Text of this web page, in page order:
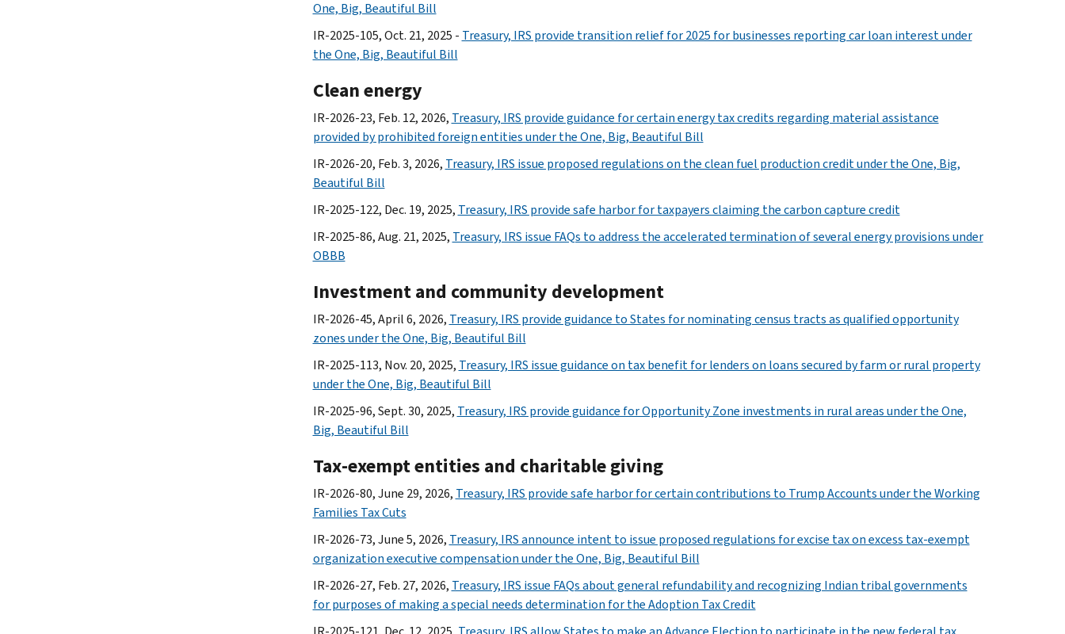
One, Big, Beautiful Bill
IR-2025-105, Oct. 21, 2025 - Treasury, IRS provide transition relief for 2025 for businesses reporting car loan interest under
the One, Big, Beautiful Bill
Clean energy
IR-2026-23, Feb. 12, 2026, Treasury, IRS provide guidance for certain energy tax credits regarding material assistance
provided by prohibited foreign entities under the One, Big, Beautiful Bill
IR-2026-20, Feb. 3, 2026, Treasury, IRS issue proposed regulations on the clean fuel production credit under the One, Big,
Beautiful Bill
IR-2025-122, Dec. 19, 2025, Treasury, IRS provide safe harbor for taxpayers claiming the carbon capture credit
IR-2025-86, Aug. 21, 2025, Treasury, IRS issue FAQs to address the accelerated termination of several energy provisions under
OBBB
Investment and community development
IR-2026-45, April 6, 2026, Treasury, IRS provide guidance to States for nominating census tracts as qualified opportunity
zones under the One, Big, Beautiful Bill
IR-2025-113, Nov. 20, 2025, Treasury, IRS issue guidance on tax benefit for lenders on loans secured by farm or rural property
under the One, Big, Beautiful Bill
IR-2025-96, Sept. 30, 2025, Treasury, IRS provide guidance for Opportunity Zone investments in rural areas under the One,
Big, Beautiful Bill
Tax-exempt entities and charitable giving
IR-2026-80, June 29, 2026, Treasury, IRS provide safe harbor for certain contributions to Trump Accounts under the Working
Families Tax Cuts
IR-2026-73, June 5, 2026, Treasury, IRS announce intent to issue proposed regulations for excise tax on excess tax-exempt
organization executive compensation under the One, Big, Beautiful Bill
IR-2026-27, Feb. 27, 2026, Treasury, IRS issue FAQs about general refundability and recognizing Indian tribal governments
for purposes of making a special needs determination for the Adoption Tax Credit